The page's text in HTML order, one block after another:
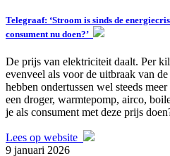
Telegraaf: ‘Stroom is sinds de
consument nu doen?’
De prijs van elektriciteit daalt. Per
evenveel als voor de uitbraak van
hebben ondertussen wel steeds
een droger, warmtepomp, airco,
je als consument met deze prijs
Lees op website
9 januari 2026